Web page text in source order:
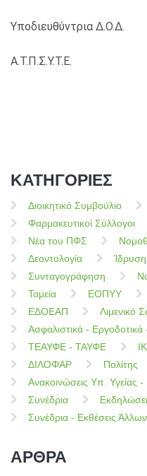
Υποδιευθύντρια Δ.Ο.Δ.
Α.Τ.Π.Σ.Υ.Τ.Ε.
ΚΑΤΗΓΟΡΙΕΣ
Διοικητικό Συμβούλιο
Φαρμακευτικοί Σύλλογοι
Νέα του ΠΦΣ
Δεοντολογία
Ίδρυση
Συνταγογράφηση
Ταμεία
ΕΟΠΥΥ
ΕΔΟΕΑΠ
Λιμενικό
Ασφαλιστικά -
ΤΕΑΥΦΕ - ΤΑΥΦΕ
ΔΙΛΟΦΑΡ
Πολίτης
Ανακοινώσεις Υπ. Υγείας
Συνέδρια
Συνέδρια - Εκθέσεις
ΑΡΘΡΑ